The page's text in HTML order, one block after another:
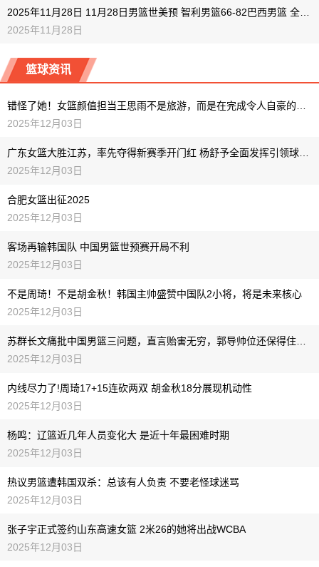
2025年11月28日
篮球资讯
2025年12月03日
2025年12月03日
合肥女篮出征2025
2025年12月03日
客场再输韩国队 中国男篮世预赛开局不利
2025年12月03日
不是周琦！不是胡金秋！韩国主帅盛赞中国队2小将，将是未来核心
2025年12月03日
2025年12月03日
内线尽力了!周琦17+15连砍两双 胡金秋18分展现机动性
2025年12月03日
杨鸣：辽篮近几年人员变化大 是近十年最困难时期
2025年12月03日
热议男篮遭韩国双杀：总该有人负责 不要老怪球迷骂
2025年12月03日
张子宇正式签约山东高速女篮 2米26的她将出战WCBA
2025年12月03日